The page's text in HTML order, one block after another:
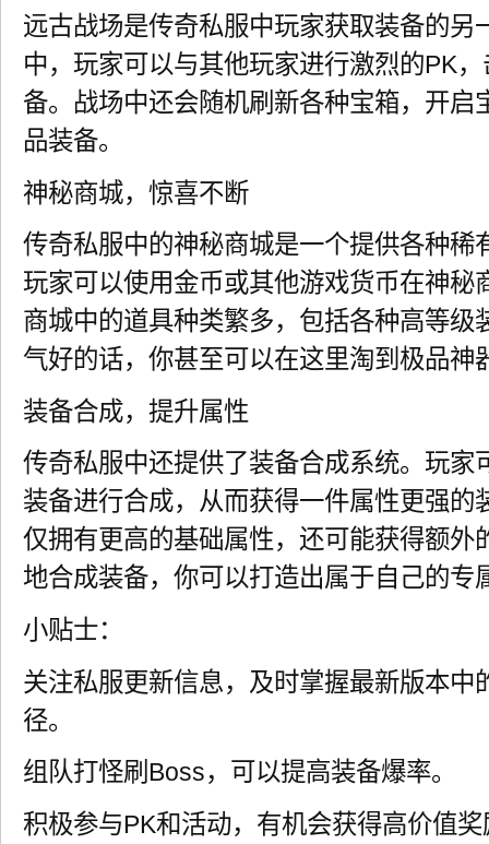
远古战场是传奇私服中玩家获取装备的另
中，玩家可以与其他玩家进行激烈的PK
备。战场中还会随机刷新各种宝箱，开启
品装备。
神秘商城，惊喜不断
传奇私服中的神秘商城是一个提供各种稀
玩家可以使用金币或其他游戏货币在神秘
商城中的道具种类繁多，包括各种高等级
气好的话，你甚至可以在这里淘到极品神
装备合成，提升属性
传奇私服中还提供了装备合成系统。玩家
装备进行合成，从而获得一件属性更强的
仅拥有更高的基础属性，还可能获得额外
地合成装备，你可以打造出属于自己的专
小贴士：
关注私服更新信息，及时掌握最新版本中
径。
组队打怪刷Boss，可以提高装备爆率。
积极参与PK和活动，有机会获得高价值奖